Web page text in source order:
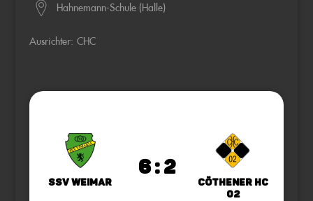
Hahnemann-Schule (Halle)
Ausrichter: CHC
SSV Weimar
6 : 2
Cöthener HC
02